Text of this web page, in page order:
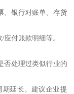
、银行对账单、存货
付账款明细等。
否处理过类似行业的
延长。建议企业提